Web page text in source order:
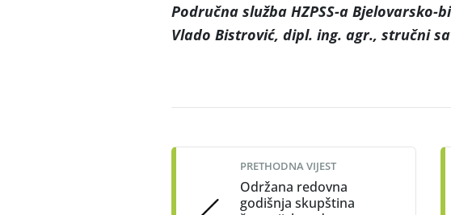
Područna služba HZPSS-a Bjelovarsko-
Vlado Bistrović, dipl. ing. agr., stručni
navigation
PRETHODNA VIJEST
Održana redovna
godišnja skupština